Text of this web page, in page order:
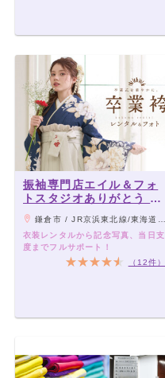
振袖専門店エイル＆フォ
トスタジオありがとう 大
船店
鎌倉市 / JR京浜東北線/東海道本線/横須賀線･湘南モノレール 大船駅 笠間口・東口から徒歩4分
衣装レンタルから記念写真、当日支
度までフルサポート！
（12件）